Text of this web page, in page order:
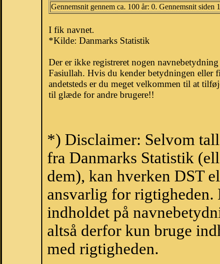
Gennemsnit gennem ca. 100 år: 0. Gennemsnit siden
I fik navnet.
*Kilde: Danmarks Statistik
Der er ikke registreret nogen
Fasiullah. Hvis du kender betydningen eller
andetsteds er du meget velkommen til at
til glæde for andre brugere!!
*) Disclaimer: Selvom
fra Danmarks Statistik
dem), kan hverken DST
ansvarlig for
indholdet på
altså derfor kun bruge
med rigtigheden.